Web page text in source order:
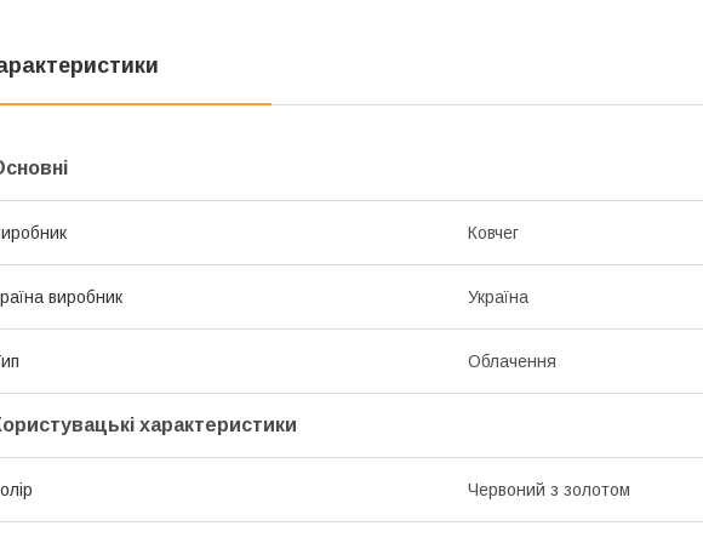
Ковчег
виробник Україна
Облачення
характеристики
Червоний з золотом